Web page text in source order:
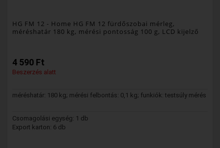
HG FM 12 - Home HG FM 12 fürdőszobai mérleg,
méréshatár 180 kg, mérési pontosság 100 g, LCD kijelző
4 590 Ft
Beszerzés alatt
méréshatár: 180 kg; mérési felbontás: 0,1 kg; funkiók: testsúly mérés
Csomagolási egység: 1 db
Export karton: 6 db